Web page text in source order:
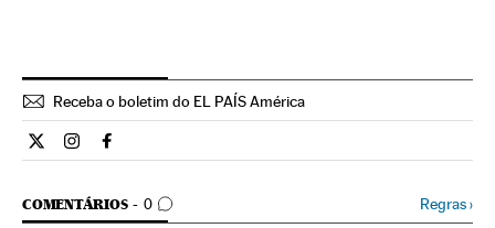
Receba o boletim do EL PAÍS América
Internacional El País Brasil en Twitter
Internacional El País Brasil en Instagram
Internacional El País Brasil en Facebook
COMENTÁRIOS 0
COMENTÁRIOS Regras›